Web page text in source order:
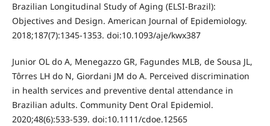
Brazilian Longitudinal Study of Aging (ELSI-Brazil):
Objectives and Design. American Journal of Epidemiology.
2018;187(7):1345-1353. doi:10.1093/aje/kwx387
Junior OL do A, Menegazzo GR, Fagundes MLB, de Sousa JL,
Tôrres LH do N, Giordani JM do A. Perceived discrimination
in health services and preventive dental attendance in
Brazilian adults. Community Dent Oral Epidemiol.
2020;48(6):533-539. doi:10.1111/cdoe.12565